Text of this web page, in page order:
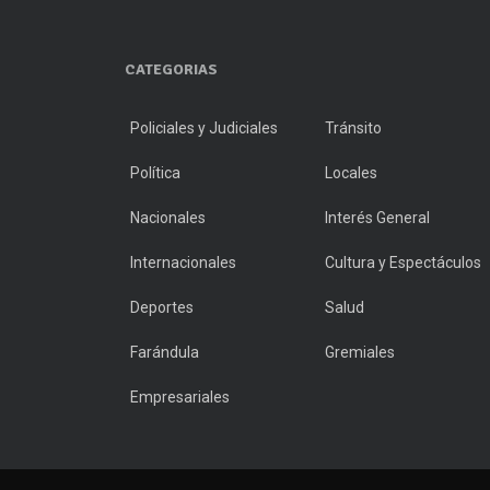
CATEGORIAS
Policiales y Judiciales Tránsito
Política Locales
Nacionales Interés General
Internacionales Cultura y Espectáculos
Deportes Salud
Farándula Gremiales
Empresariales